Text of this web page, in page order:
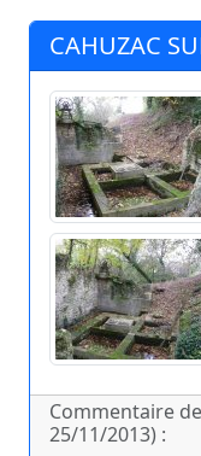
CAHUZAC
Commentaire
25/11/2013) :